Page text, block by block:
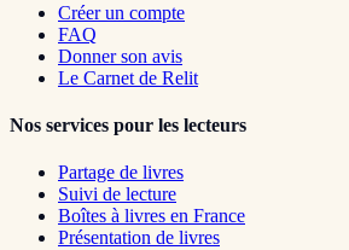
Créer un compte
FAQ
Donner son avis
Le Carnet de Relit
Nos services pour les lecteurs
Partage de livres
Suivi de lecture
Boîtes à livres en France
Présentation de livres